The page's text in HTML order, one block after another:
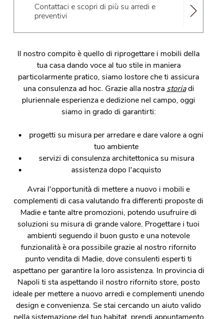
Contattaci e scopri di più su arredi e
preventivi
Il nostro compito è quello di riprogettare i mobili della
tua casa dando voce al tuo stile in maniera
particolarmente pratico, siamo lostore che ti assicura
una consulenza ad hoc. Grazie alla nostrastoriadi
pluriennale esperienza e dedizione nel campo, oggi
siamo in grado di garantirti:
progetti su misura per arredare e dare valore a ogni
tuo ambiente
servizi di consulenza architettonica su misura
assistenza dopo l'acquisto
Avrai l'opportunità di mettere a nuovo i mobili e
complementi di casa valutando fra differenti proposte di
Madie e tante altre promozioni, potendo usufruire di
soluzioni su misura di grande valore. Progettare i tuoi
ambienti seguendo il buon gusto e una notevole
funzionalità è ora possibile grazie al nostro rifornito
punto vendita di Madie, dove consulenti esperti ti
aspettano per garantire la loro assistenza. In provincia di
Napoli ti sta aspettando il nostro rifornito store, posto
ideale per mettere a nuovo arredi e complementi unendo
design e convenienza. Se stai cercando un aiuto valido